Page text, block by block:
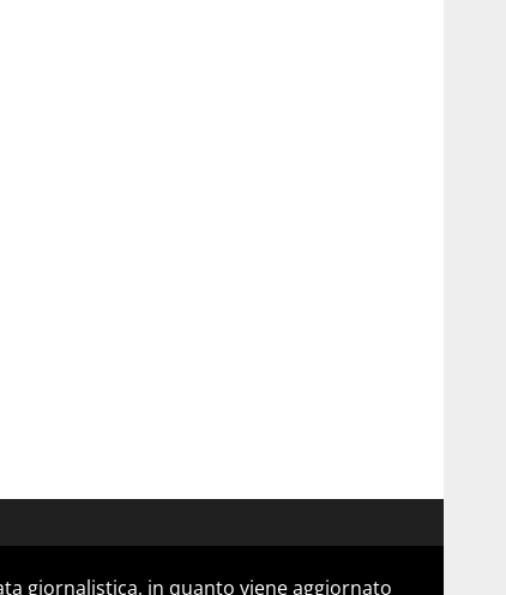
giornalistica, in quanto viene aggiornato